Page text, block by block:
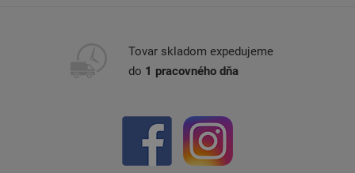
Tovar skladom expedujeme
do 1 pracovného dňa